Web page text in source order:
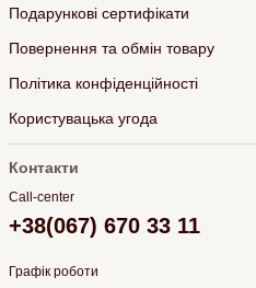
Подарункові сертифікати
Повернення та обмін товару
Політика конфіденційності
Користувацька угода
Контакти
Call-center
+38(067) 670 33 11
Графік роботи